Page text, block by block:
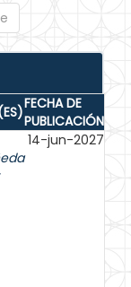
FECHA DE
PUBLICACIÓN
14-jun-2027